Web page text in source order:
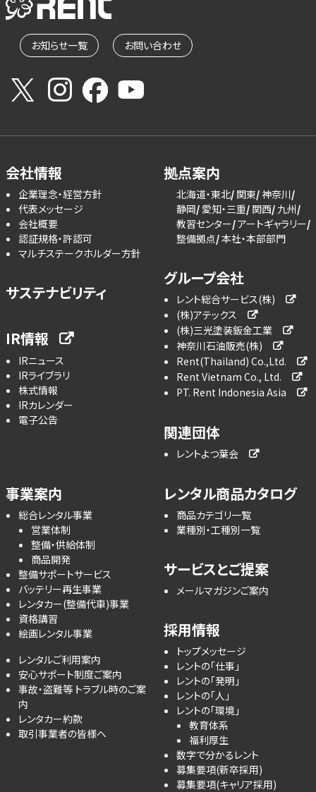
お知らせ一覧 お問い合わせ
会社情報
企業理念・経営方針
代表メッセージ
会社概要
認証規格・許認可
マルチステークホルダー方針
サステナビリティ
IR情報
IRニュース
IRライブラリ
株式情報
IRカレンダー
電子公告
拠点案内
北海道・東北 関東 神奈川
静岡 愛知・三重 関西 九州
教習センター アートギャラリー
整備拠点 本社・本部部門
グループ会社
レント総合サービス(株)
(株)アテックス
(株)三光塗装鈑金工業
神奈川石油販売(株)
Rent(Thailand) Co.,Ltd.
Rent Vietnam Co., Ltd.
PT. Rent Indonesia Asia
関連団体
レントよつ葉会
事業案内
総合レンタル事業
営業体制
整備・供給体制
商品開発
整備サポートサービス
バッテリー再生事業
レンタカー(整備代車)事業
資格講習
絵画レンタル事業
レンタルご利用案内
安心サポート制度ご案内
事故・盗難等 トラブル時のご案
内
レンタカー約款
取引事業者の皆様へ
レンタル商品カタログ
商品カテゴリ一覧
業種別・工種別一覧
サービスとご提案
メールマガジンご案内
採用情報
トップメッセージ
レントの「仕事」
レントの「発明」
レントの「人」
レントの「環境」
教育体系
福利厚生
数字で分かるレント
募集要項(新卒採用)
募集要項(キャリア採用)